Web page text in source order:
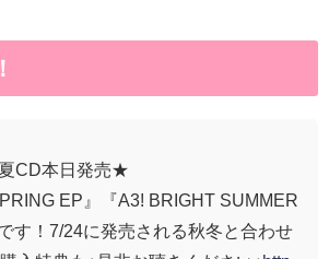
CD本日発売★
EP』『A3! BRIGHT SUMMER
す！7/24に発売される秋冬と合わせ